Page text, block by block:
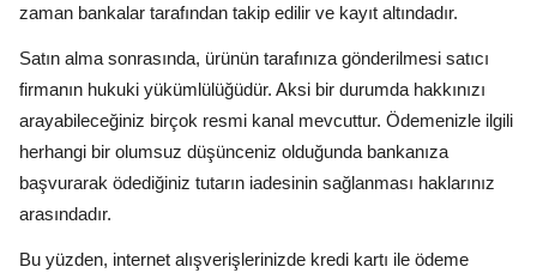
zaman bankalar tarafından takip edilir ve kayıt altındadır.
Satın alma sonrasında, ürünün tarafınıza gönderilmesi satıcı
firmanın hukuki yükümlülüğüdür. Aksi bir durumda hakkınızı
arayabileceğiniz birçok resmi kanal mevcuttur. Ödemenizle ilgili
herhangi bir olumsuz düşünceniz olduğunda bankanıza
başvurarak ödediğiniz tutarın iadesinin sağlanması haklarınız
arasındadır.
Bu yüzden, internet alışverişlerinizde kredi kartı ile ödeme